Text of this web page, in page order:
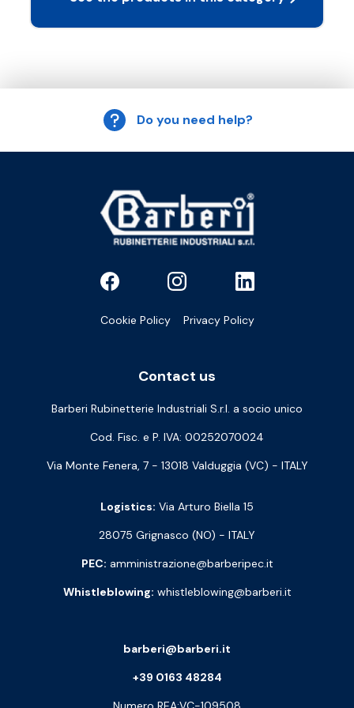
Do you need help?
Cookie Policy Privacy Policy
Contact us
Barberi Rubinetterie Industriali S.r.l. a socio unico
Cod. Fisc. e P. IVA: 00252070024
Via Monte Fenera, 7 - 13018 Valduggia (VC) - ITALY
Logistics: Via Arturo Biella 15
28075 Grignasco (NO) - ITALY
PEC: amministrazione@barberipec.it
Whistleblowing: whistleblowing@barberi.it
barberi@barberi.it
+39 0163 48284